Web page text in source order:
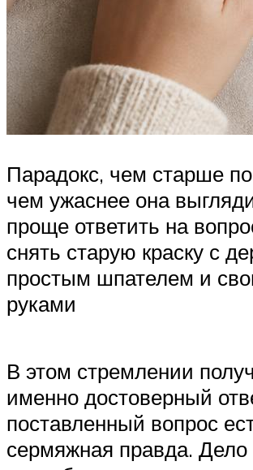
Парадокс, чем старше
чем ужаснее она
проще ответить на
снять старую краску с
простым шпателем и
руками
В этом стремлении
именно достоверный
поставленный вопрос
сермяжная правда. Дело